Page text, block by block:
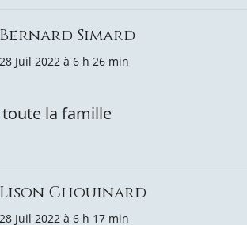
Bernard Simard
28 Juil 2022 à 6 h 26 min
la famille
Lison Chouinard
28 Juil 2022 à 6 h 17 min